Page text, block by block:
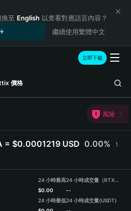
換至 English 以查看對應語言內容？
繼續使用繁體中文
立即下載
價格
風險
= $0.0001219 USD 0.00%
1
24 小時最高
$0.00
24 小時最低
24 小時成交量（RTXA）
--
24 小時成交量(USDT)